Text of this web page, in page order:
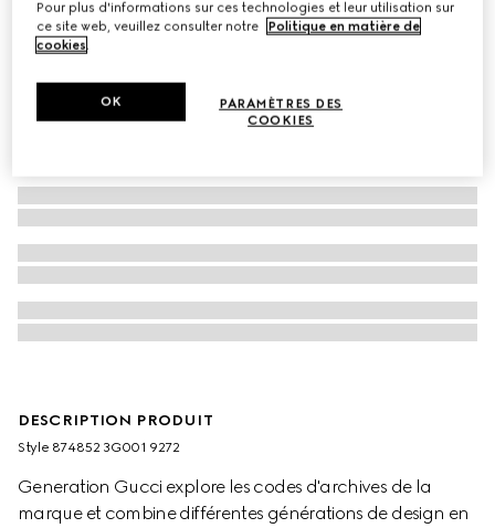
DESCRIPTION PRODUIT
Style ‎874852 3G001 9272
Generation Gucci explore les codes d'archives de la
marque et combine différentes générations de design en
Pour plus d'informations sur ces technologies et leur utilisation sur
ce site web, veuillez consulter notre
Politique en matière de
cookies.
PARAMÈTRES DES
COOKIES
OK